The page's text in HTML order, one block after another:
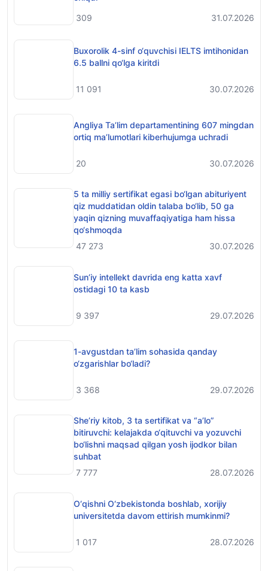
309
31.07.2026
Buxorolik 4-sinf o‘quvchisi IELTS imtihonidan
6.5 ballni qo‘lga kiritdi
11 091 30.07.2026
Angliya Ta’lim departamentining 607 mingdan
ortiq ma’lumotlari kiberhujumga uchradi
20 30.07.2026
5 ta milliy sertifikat egasi bo‘lgan abituriyent
qiz muddatidan oldin talaba bo‘lib, 50 ga
yaqin qizning muvaffaqiyatiga ham hissa
qo‘shmoqda
47 273
30.07.2026
Sun’iy intellekt davrida eng katta xavf
ostidagi 10 ta kasb
9 397 29.07.2026
1-avgustdan ta’lim sohasida qanday
o‘zgarishlar bo‘ladi?
3 368 29.07.2026
She’riy kitob, 3 ta sertifikat va “a’lo”
bitiruvchi: kelajakda o‘qituvchi va yozuvchi
bo‘lishni maqsad qilgan yosh ijodkor bilan
suhbat
7 777
28.07.2026
O‘qishni O‘zbekistonda boshlab, xorijiy
universitetda davom ettirish mumkinmi?
1 017 28.07.2026